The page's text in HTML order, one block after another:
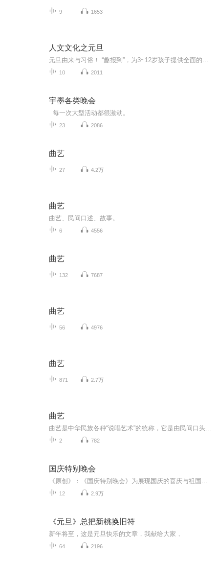
9 1653
人文文化之元旦
10 2011
宇墨各类晚会
每一次大型活动都很激动。
23 2086
曲艺
27 4.2万
曲艺
曲艺、民间口述、故事。
6 4556
曲艺
132 7687
曲艺
56 4976
曲艺
871 2.7万
曲艺
2 782
国庆特别晚会
12 2.9万
《元旦》总把新桃换旧符
新年将至，这是元旦快乐的文章，我献给大家，
64 2196